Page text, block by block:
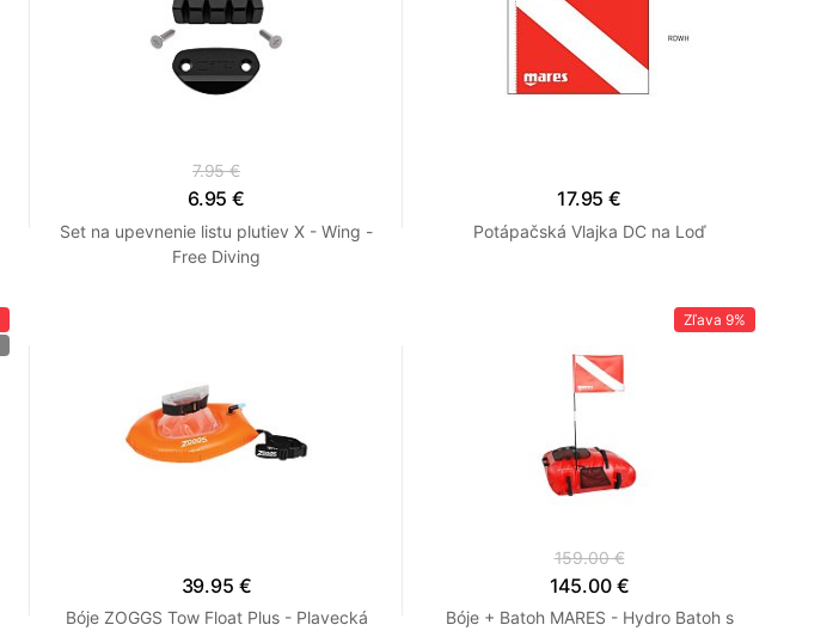
7.95 €
6.95 €
Set na upevnenie listu plutiev X - Wing -
Free Diving
17.95 €
Potápačská Vlajka DC na Loď
39.95 €
Bóje ZOGGS Tow Float Plus - Plavecká
Zľava 9%
159.00 €
145.00 €
Bóje + Batoh MARES - Hydro Batoh s